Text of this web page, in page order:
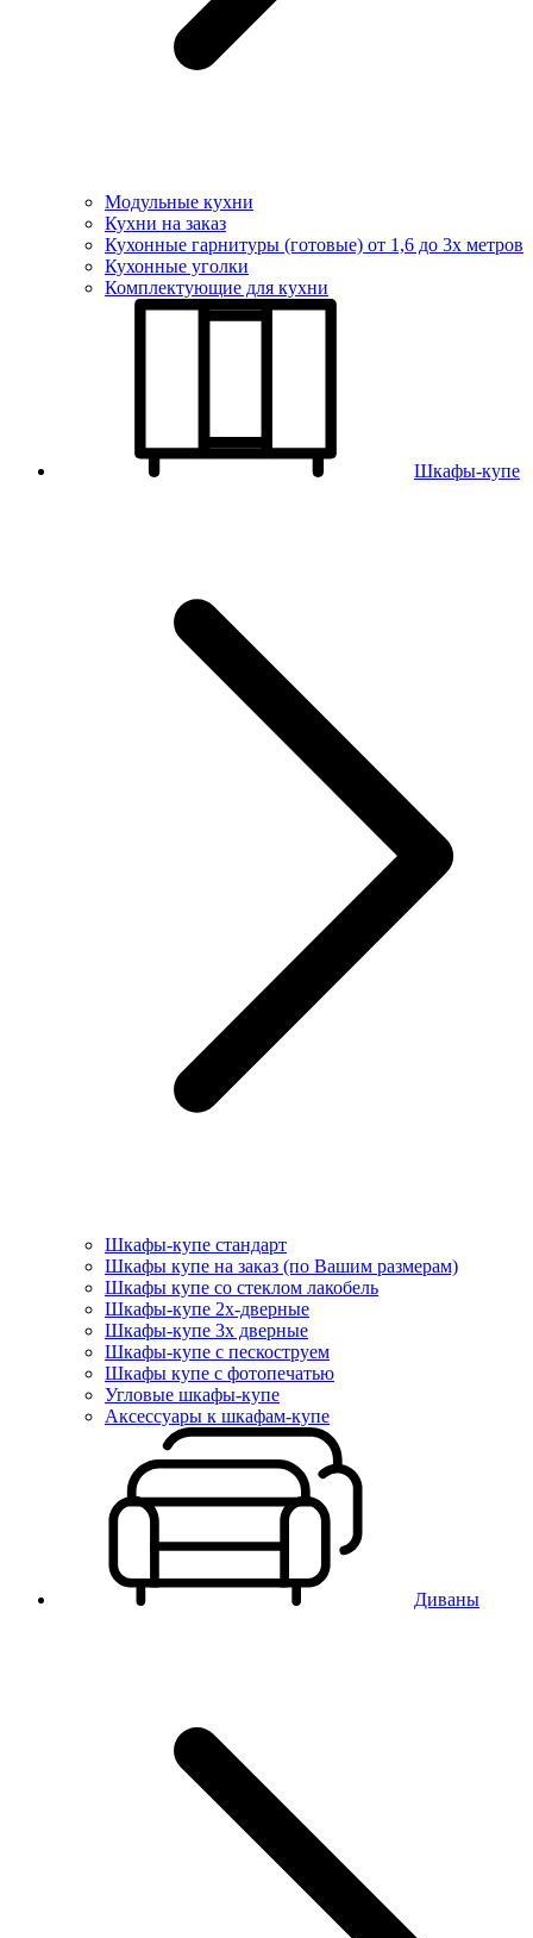
Модульные кухни
Кухни на заказ
Кухонные гарнитуры (готовые) от 1,6 до 3х метров
Кухонные уголки
Комплектующие для кухни
Шкафы-купе
Шкафы-купе стандарт
Шкафы купе на заказ (по Вашим размерам)
Шкафы купе со стеклом лакобель
Шкафы-купе 2х-дверные
Шкафы-купе 3х дверные
Шкафы-купе с пескоструем
Шкафы купе с фотопечатью
Угловые шкафы-купе
Аксессуары к шкафам-купе
Диваны